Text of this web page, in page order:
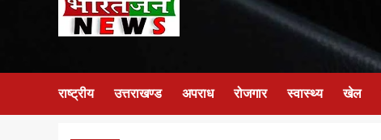
राष्ट्रीय उत्तराखण्ड अपराध रोजगार स्वास्थ्य खेल